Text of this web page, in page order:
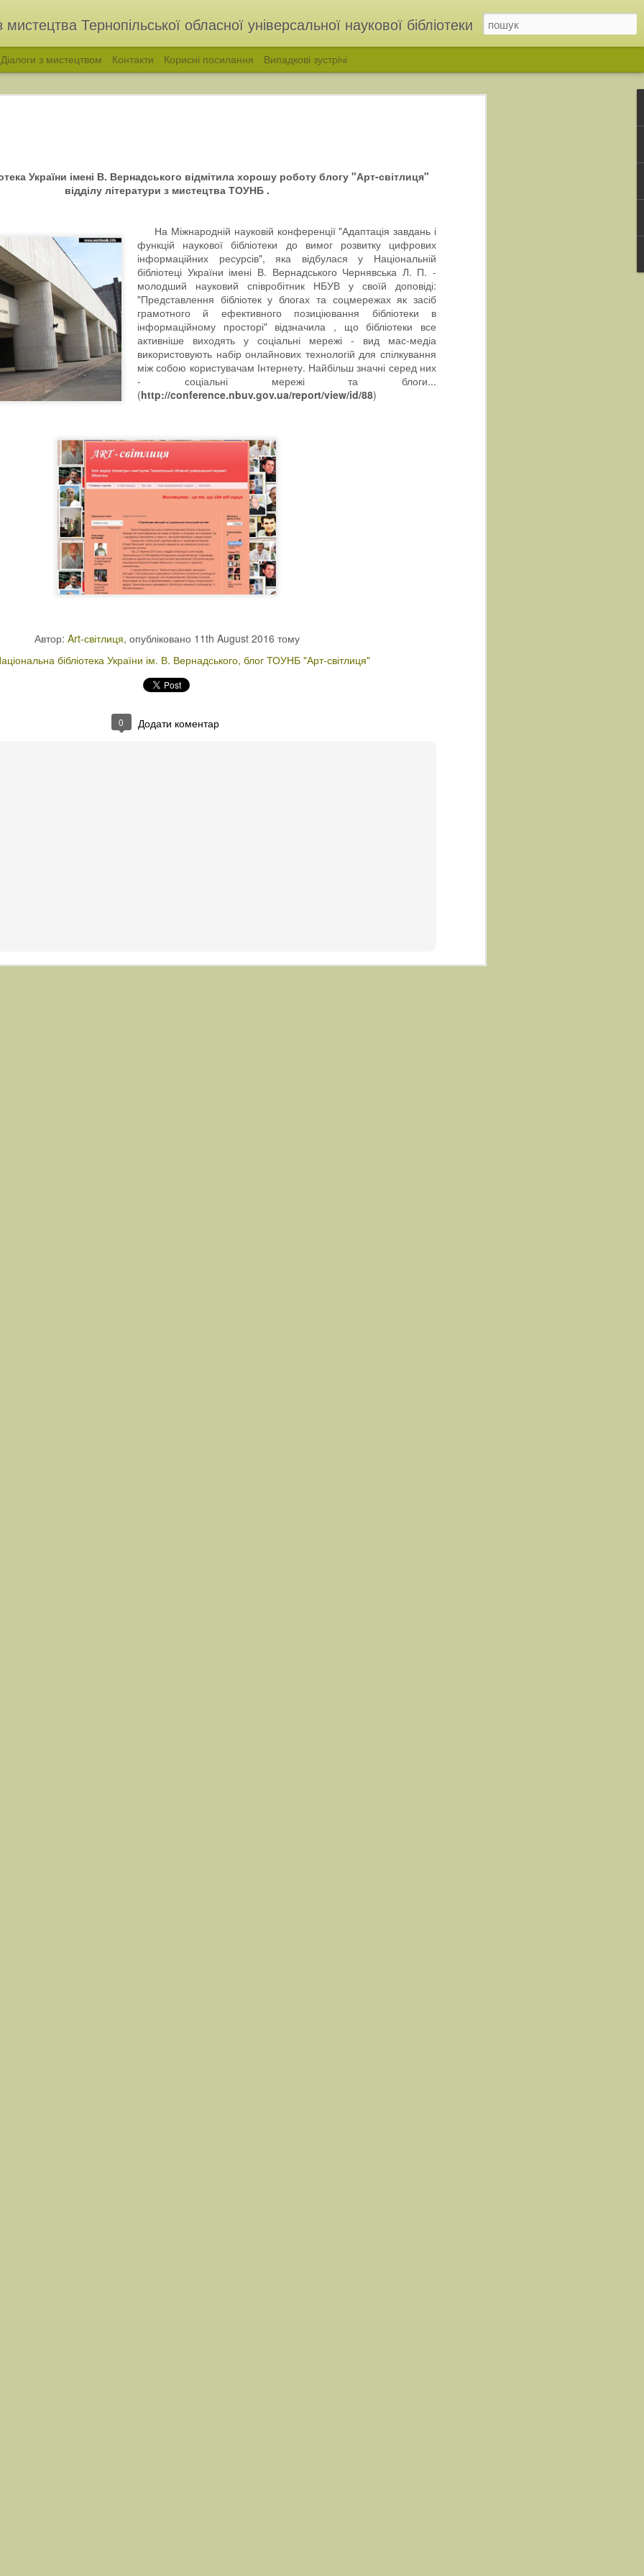
України імені В. Вернадського відмітила хорошу роботу блогу "Арт-світлиця"
відділу літератури з мистецтва ТОУНБ .
На Міжнародній науковій конференції "Адаптація завдань і
функцій наукової бібліотеки до вимог розвитку цифрових
інформаційних ресурсів", яка відбулася у Національній
бібліотеці України імені В. Вернадського Чернявська Л. П. -
молодший науковий співробітник НБУВ у своїй доповіді:
"Представлення бібліотек у блогах та соцмережах як засіб
грамотного й ефективного позиціювання бібліотеки в
інформаційному просторі" відзначила , що бібліотеки все
активніше виходять у соціальні мережі - вид мас-медіа
використовують набір онлайнових технологій для спілкування
між собою користувачам Інтернету. Найбільш значні серед них
- соціальні мережі та блоги...
(http://conference.nbuv.gov.ua/report/view/id/88)
Автор: Art-світлиця, опубліковано 11th August 2016 тому
бібліотека України ім. В. Вернадського блог ТОУНБ "Арт-світлиця"
0 Додати коментар
мистецтва Тернопільської обласної універсальної наукової бібліотеки
Діалоги з мистецтвом Контакти Корисні посилання Випадкові зустрічі
української народної пісні. Філарет Колесса«ВІДЛУННЯ ПОКОЛІНЬ»: у бібліотеці відкрили родинну виставку родини Дмітрухів